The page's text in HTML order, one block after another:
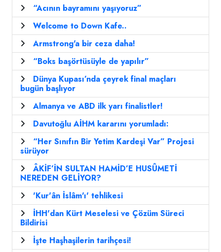
“Acının bayramını yaşıyoruz”
Welcome to Down Kafe..
Armstrong'a bir ceza daha!
“Boks başörtüsüyle de yapılır”
Dünya Kupası’nda çeyrek final maçları
bugün başlıyor
Almanya ve ABD ilk yarı finalistler!
Davutoğlu AİHM kararını yorumladı:
“Her Sınıfın Bir Yetim Kardeşi Var” Projesi
sürüyor
ÂKİF’İN SULTAN HAMİD’E HUSÛMETİ
NEREDEN GELİYOR?
'Kur'ân İslâm'ı' tehlikesi
İHH'dan Kürt Meselesi ve Çözüm Süreci
Bildirisi
İşte Haşhaşilerin tarihçesi!